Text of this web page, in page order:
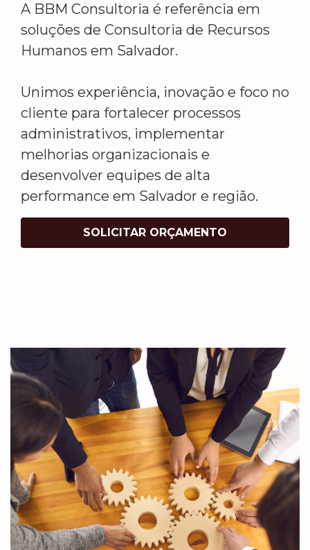
A BBM Consultoria é referência em
soluções de Consultoria de Recursos
Humanos em Salvador.
Unimos experiência, inovação e foco no
cliente para fortalecer processos
administrativos, implementar
melhorias organizacionais e
desenvolver equipes de alta
performance em Salvador e região.
SOLICITAR ORÇAMENTO